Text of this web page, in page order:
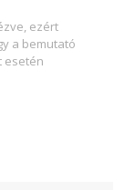
ezért
a bemutató
esetén